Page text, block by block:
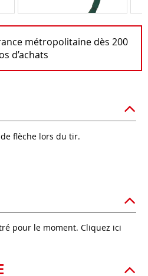
métropolitaine dès 200
d’achats
flèche lors du tir.
pour le moment. Cliquez ici